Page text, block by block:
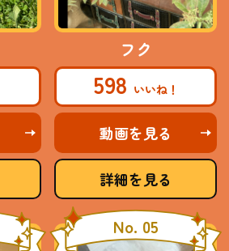
フク
598
動画を見る
詳細を見る
No. 05